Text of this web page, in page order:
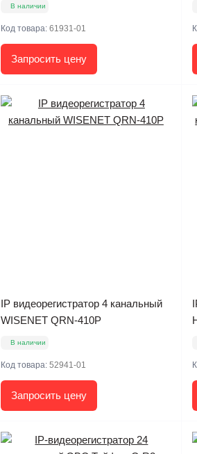
В наличии
Код товара: 61931-01
Запросить цену
IP видеорегистратор 4 канальный
WISENET QRN-410P
В наличии
Код товара: 52941-01
Запросить цену